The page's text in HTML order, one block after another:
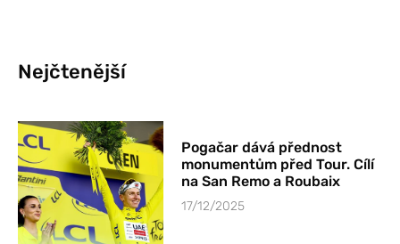
Nejčtenější
Pogačar dává přednost
monumentům před Tour. Cílí
na San Remo a Roubaix
17/12/2025